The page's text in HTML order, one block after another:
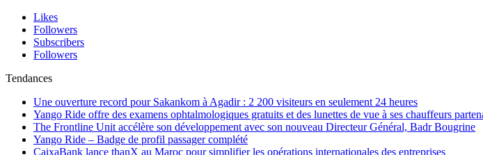
Likes
Followers
Subscribers
Followers
Tendances
Une ouverture record pour Sakankom à Agadir : 2 200 visiteurs en seulement 24 heures
Yango Ride offre des examens ophtalmologiques gratuits et des lunettes de vue à ses chauffeurs
The Frontline Unit accélère son développement avec son nouveau Directeur Général, Badr Bougrine
Yango Ride – Badge de profil passager complété
CaixaBank lance thanX au Maroc pour simplifier les opérations internationales des entreprises